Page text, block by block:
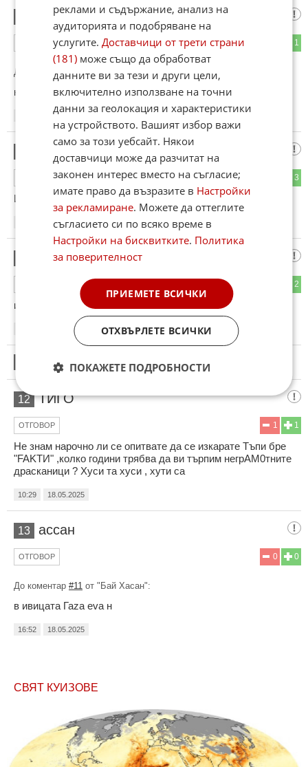
хууууууу
1
ОТГОВОР
До коментар #6от "Ауууу":
нищо тая вечер ще стигне задния ти двор
16.05.2025
Ким да даде на хусите атома
3
ОТГОВОР
И с него да удрят сашовските кораби🤣🤣🤣🤣
18.05.2025
да ви имам и речника
2
и как я пратиха можеби по еконт???
18.05.2025
Този коментар е премахнат от модератор.
12 ТИГО
1
1
ОТГОВОР
Не знам нарочно ли се опитвате да се изкарате Tъпи бре
"FAKТИ" ,колко години трябва да ви търпим негрAM0тните
драсканици ? Хуси та хуси , хути са
10:29 18.05.2025
13 ассан
0
0
ОТГОВОР
До коментар #11 от "Бай Хасан":
в ивицата Гаza eva н
16:52 18.05.2025
СВЯТ КУИЗОВЕ
реклами и съдържание, анализ на
аудиторията и подобряване на
услугите.Доставчици от трети страни
(181) може също да обработват
данните ви за тези и други цели,
включително използване на точни
данни за геолокация и характеристики
на устройството. Вашият избор важи
само за този уебсайт. Някои
доставчици може да разчитат на
законен интерес вместо на съгласие;
имате право да възразите в Настройки
за рекламиране. Можете да оттеглите
съгласието си по всяко време в
Настройки на бисквитките. Политика
за поверителност
ПРИЕМЕТЕ ВСИЧКИ
ОТХВЪРЛЕТЕ ВСИЧКИ
ПОКАЖЕТЕ ПОДРОБНОСТИ